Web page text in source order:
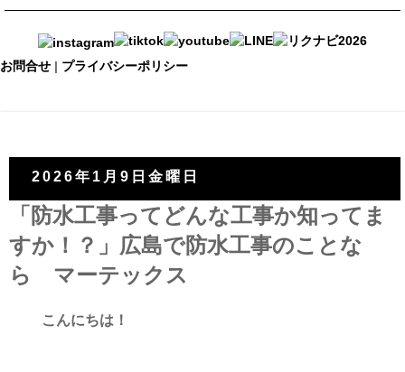
イベント予約
DIYメンバー登録
採用情報
オープンカンパニー
お問合せ | プライバシーポリシー
2026年1月9日金曜日
「防水工事ってどんな工事か知ってま
すか！？」広島で防水工事のことな
ら マーテックス
こんにちは！